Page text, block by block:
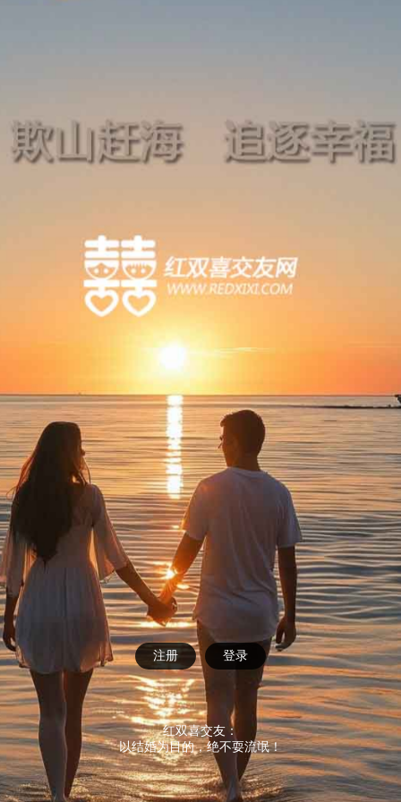
注册 登录
红双喜交友：
以结婚为目的，绝不耍流氓！